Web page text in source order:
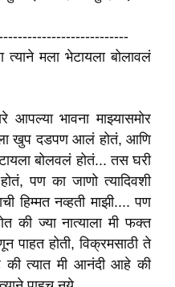
मला भेटायला बोलावलं
आपल्या भावना माझ्यासमोर
खुप दडपण आलं होतं, आणि
बोलवलं होतं... तस घरी
पण का जाणो त्यादिवशी
हिम्मत नव्हती माझी.... पण
ज्या नात्याला मी फक्त
पाहत होती, विक्रमसाठी ते
त्यात मी आनंदी आहे की